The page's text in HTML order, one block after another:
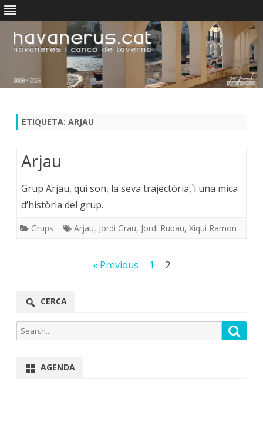
ETIQUETA: ARJAU
Arjau
Grup Arjau, qui son, la seva trajectòria,`i una mica
d’història del grup.
Grups Arjau, Jordi Grau, Jordi Rubau, Xiqui Ramon
« Previous 1 2
CERCA
Search
for:
AGENDA